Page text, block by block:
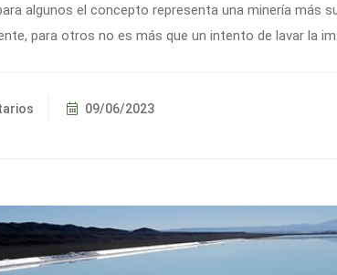
algunos el concepto representa una minería más
para otros no es más que un intento de lavar la
09/06/2023